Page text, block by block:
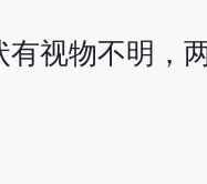
视物不明，